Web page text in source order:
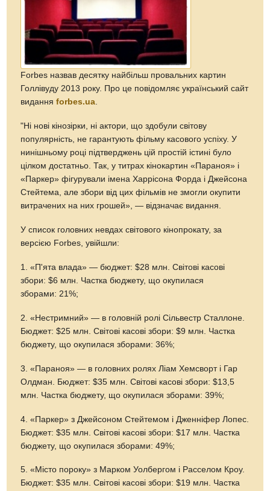
Forbes назвав десятку найбільш провальних картин
Голлівуду 2013 року. Про це повідомляє український сайт
виданняforbes.ua
"Ні нові кінозірки, ні актори, що здобули світову
популярність, не гарантують фільму касового успіху. У
нинішньому році підтверджень цій простій істині було
цілком достатньо. Так, у титрах кінокартин «Параноя» і
«Паркер» фігурували імена Харрісона Форда і Джейсона
Стейтема, але збори від цих фільмів не змогли окупити
витрачених на них грошей», — відзначає видання.
У список головних невдах світового кінопрокату, за
версією Forbes, увійшли:
1. «П'ята влада» — бюджет: $28 млн. Світові касові
збори: $6 млн. Частка бюджету, що окупилася
зборами: 21%;
2. «Нестримний» — в головній ролі Сільвестр Сталлоне.
Бюджет: $25 млн. Світові касові збори: $9 млн. Частка
бюджету, що окупилася зборами: 36%;
3. «Параноя» — в головних ролях Ліам Хемсворт і Гар
Олдман. Бюджет: $35 млн. Світові касові збори: $13,5
млн. Частка бюджету, що окупилася зборами: 39%;
4. «Паркер» з Джейсоном Стейтемом і Дженніфер Лопес.
Бюджет: $35 млн. Світові касові збори: $17 млн. Частка
бюджету, що окупилася зборами: 49%;
5. «Місто пороку» з Марком Уолбергом і Расселом Кроу.
Бюджет: $35 млн. Світові касові збори: $19 млн. Частка